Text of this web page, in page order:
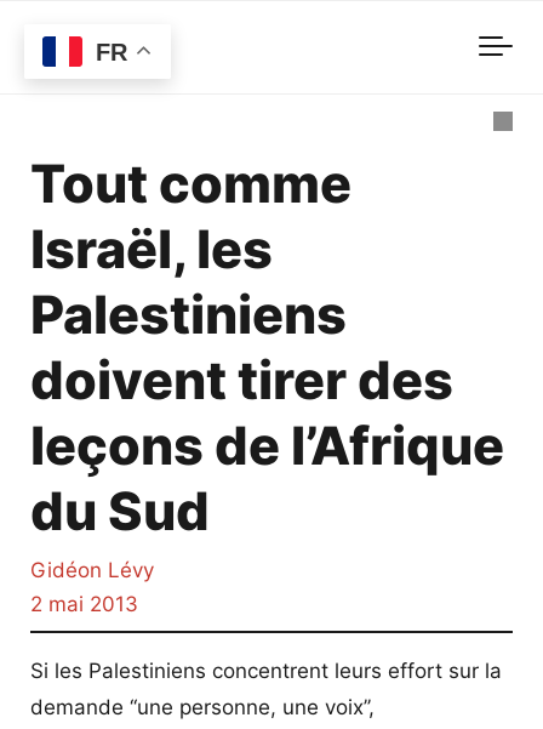
Tout comme
Israël, les
Palestiniens
doivent tirer des
leçons de l’Afrique
du Sud
Gidéon Lévy
2 mai 2013
Si les Palestiniens concentrent leurs effort sur la
demande ‘‘une personne, une voix’’,
FR